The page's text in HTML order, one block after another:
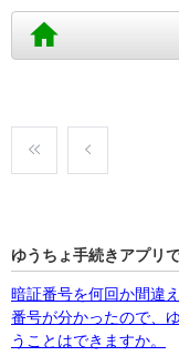
ゆうちょ手続きアプリ
暗証番号を何回か間違
番号が分かったので、
うことはできますか。